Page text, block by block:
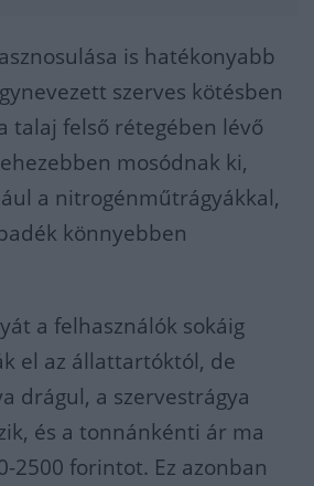
is hatékonyabb
szerves kötésben
talaj felső rétegében lévő
mosódnak ki,
a nitrogénműtrágyákkal,
könnyebben
a felhasználók sokáig
el az állattartóktól, de
drágul, a szervestrágya
és a tonnánkénti ár ma
2500 forintot. Ez azonban